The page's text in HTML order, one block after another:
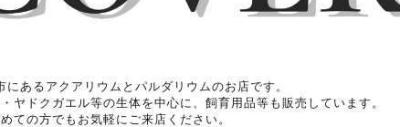
にあるアクアリウムとパルダリウムのお店です。
ヤドクガエル等の生体を中心に、飼育用品等も販売しています。
ての方でもお気軽にご来店ください。